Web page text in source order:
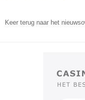
Keer terug naar het